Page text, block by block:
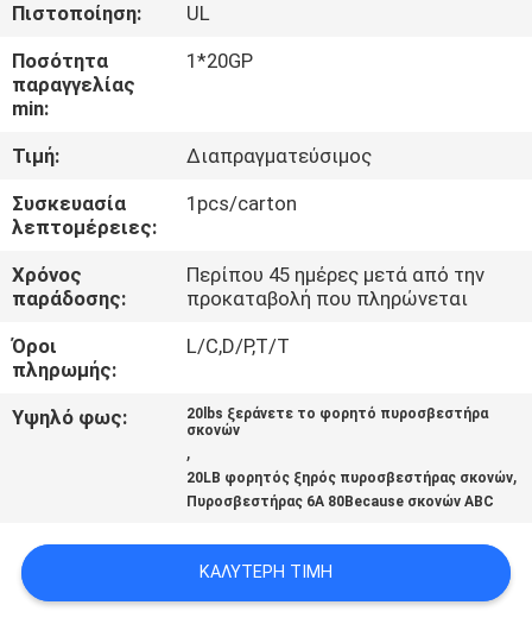
ΓΎΡΟΣ
ΕΡΓΟΣΤΑΣΊΩΝ
ΠΟΙΟΤΙΚΌΣ
ΈΛΕΓΧΟΣ
ΜΑΣ
ΕΛΆΤΕ
ΣΕ
ΕΠΑΦΉ
ΜΕ
ΖΗΤΉΣΤΕ
Πιστοποίηση:
UL
Ποσότητα
παραγγελίας
min:
1*20GP
Τιμή:
Διαπραγματεύσιμος
Συσκευασία
λεπτομέρειες:
1pcs/carton
Χρόνος
παράδοσης:
Περίπου 45 ημέρες μετά από την
προκαταβολή που πληρώνεται
Όροι
πληρωμής:
L/C,D/P,T/T
Υψηλό φως:
20lbs ξεράνετε το φορητό πυροσβεστήρα
σκονών
,
20LB φορητός ξηρός πυροσβεστήρας σκονών,
Πυροσβεστήρας 6A 80Because σκονών ABC
ΚΑΛΎΤΕΡΗ ΤΙΜΉ